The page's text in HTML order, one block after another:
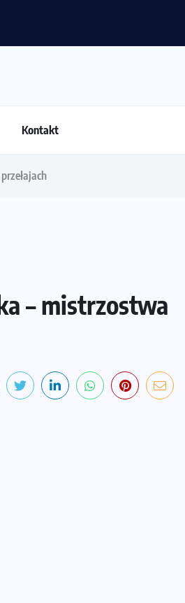
Kontakt
– mistrzostwa